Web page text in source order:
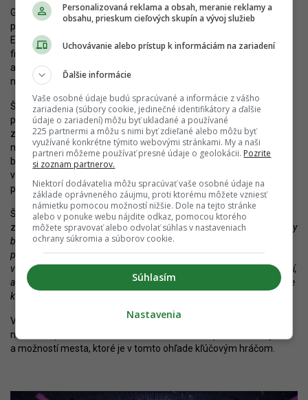
Garáže sú v tomto ohľade jedným z posledných dostupných
priestorov. Šebo by rád videl podobný model ako v severnej
Európe, kde sú podobne skúšobne pre kapely, najmä mladé,
financované samosprávami ako forma komunitnej
a verejnoprospešnej aktivity. Prenájmy tak sú ponúkané za
netrhové ceny.
Štúdia sa bude riešiť ešte nejakú dobu – najprv musí prejsť
pripomienkovaním, schválením, následne bude riešená v rámci
zmien a doplnkov Územného plánu. Až potom sa otvorí cesta pre
masívnejšiu transformáciu územia. Treba ale pripomenúť, že
budúcnosť lokality závisí aj od správania vlastníkov. Časť Garáží
vlastnia súkromné osoby. Ak sa rozhodnú svoj majetok nepredať,
priestor ostane v súčasnom stave či podobe.
Šebo napriek tomu predpokladá, že tlak na zmenu sa bude
zvyšovať.„Čo sa týka organizovania koncertov, tie ešte najbližšie roky
budú fungovať, hoci ako bude nových bytov v lokalite pribúdať, naša
pozícia bude určite ťažšia,“pripúšťa.„Do vzdialenejšej budúcnosti
však rátame s alternatívnym priestorom pre koncerty. Budeme vďační,
ak nám mesto s jeho výberom pomôže, alebo aspoň v danej vybuduje
kultúrne centrum, ktoré bude môcť fungovať ako-tak autonómne.“
Výsledkom tak môže byť zánik Garáží – ale zároveň vznik ešte
niečoho lepšieho. Všetko bude závisieť od schopnosti, ochoty
a možností mesta, ktoré je v tomto ohľade kľúčovým hráčom.
Personalizovaná reklama a obsah, meranie reklamy a
obsahu, prieskum cieľových skupín a vývoj služieb
Uchovávanie alebo prístup k informáciám na zariadení
Ďalšie informácie
Vaše osobné údaje budú spracúvané a informácie z vášho
zariadenia (súbory cookie, jedinečné identifikátory a ďalšie
údaje o zariadení) môžu byť ukladané a používané
225 partnermi a môžu s nimi byť zdieľané alebo môžu byť
využívané konkrétne týmito webovými stránkami. My a naši
partneri môžeme používať presné údaje o geolokácii. Pozrite
si zoznam partnerov.
Niektorí dodávatelia môžu spracúvať vaše osobné údaje na
základe oprávneného záujmu, proti ktorému môžete vzniesť
námietku pomocou možností nižšie. Dole na tejto stránke
alebo v ponuke webu nájdite odkaz, pomocou ktorého
môžete spravovať alebo odvolať súhlas v nastaveniach
ochrany súkromia a súborov cookie.
Súhlasím
Nastavenia